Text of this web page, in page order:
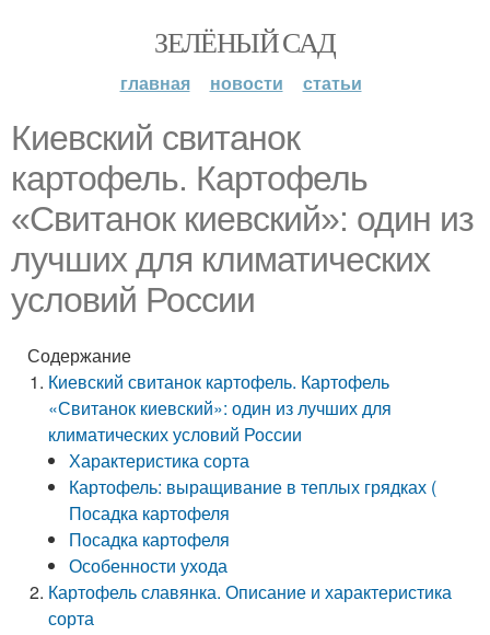
ЗЕЛЁНЫЙ САД
главная новости статьи
Киевский свитанок
картофель. Картофель
«Свитанок киевский»: один из
лучших для климатических
условий России
Содержание
Киевский свитанок картофель. Картофель
«Свитанок киевский»: один из лучших для
климатических условий России
Характеристика сорта
Картофель: выращивание в теплых грядках (
Посадка картофеля
Посадка картофеля
Особенности ухода
Картофель славянка. Описание и характеристика
сорта